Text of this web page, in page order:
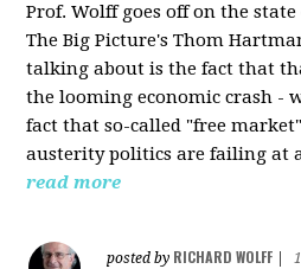
Prof. Wolff goes off on the
The Big Picture's Thom
talking about is the fact that
the looming economic crash -
fact that so-called "free
austerity politics are failing at
read more
posted by RICHARD WOLFF